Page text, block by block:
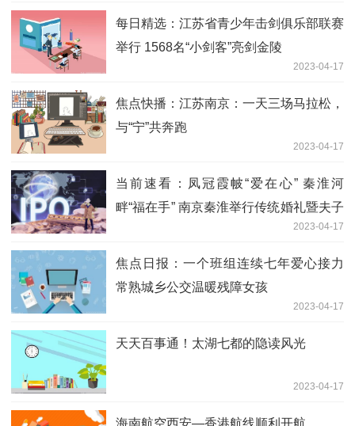
每日精选：江苏省青少年击剑俱乐部联赛
举行 1568名“小剑客”亮剑金陵
2023-04-17
焦点快播：江苏南京：一天三场马拉松，
与“宁”共奔跑
2023-04-17
当前速看：凤冠霞帔“爱在心” 秦淮河
畔“福在手” 南京秦淮举行传统婚礼暨夫子
2023-04-17
焦点日报：一个班组连续七年爱心接力
常熟城乡公交温暖残障女孩
2023-04-17
天天百事通！太湖七都的隐读风光
2023-04-17
海南航空西安—香港航线顺利开航